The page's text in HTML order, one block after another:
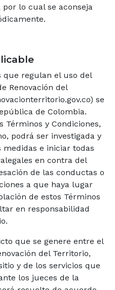
lo cual se aconseja
que regulan el uso del
Renovación del
se
de Colombia.
Términos y Condiciones,
podrá ser investigada y
e iniciar todas
en contra del
de las conductas o
a que haya lugar
de estos Términos
en responsabilidad
que se genere entre el
del Territorio,
y de los servicios que
los jueces de la